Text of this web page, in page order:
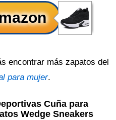
encontrar más zapatos del
para mujer.
Cuña para
Wedge Sneakers